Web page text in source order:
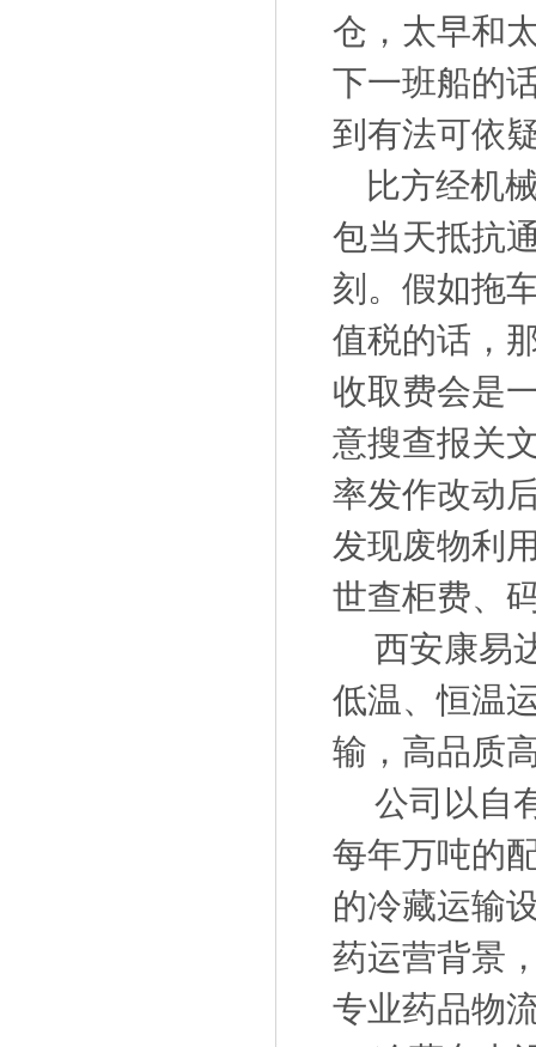
仓，太早和
下一班船的
到有法可依
比方经机
包当天抵抗
刻。假如拖
值税的话，
收取费会是
意搜查报关
率发作改动
发现废物利
世查柜费、
西安康易
低温、恒温
输，高品质
公司以自
每年万吨的
的冷藏运输
药运营背景
专业药品物